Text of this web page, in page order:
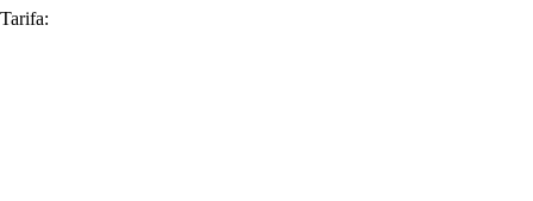
Tarifa: